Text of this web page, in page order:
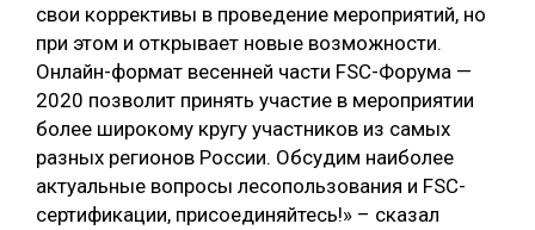
свои коррективы в проведение мероприятий, но
при этом и открывает новые возможности.
Онлайн-формат весенней части FSC-Форума —
2020 позволит принять участие в мероприятии
более широкому кругу участников из самых
разных регионов России. Обсудим наиболее
актуальные вопросы лесопользования и FSC-
сертификации, присоединяйтесь!» – сказал